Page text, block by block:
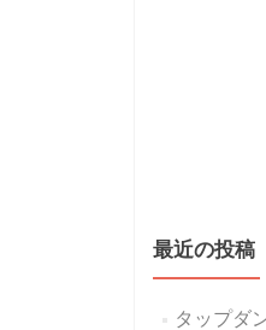
最近の投稿
タップダ